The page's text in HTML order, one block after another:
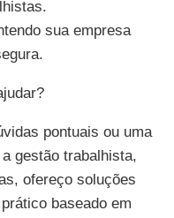
sua empresa
pontuais ou uma
gestão trabalhista,
ofereço soluções
baseado em